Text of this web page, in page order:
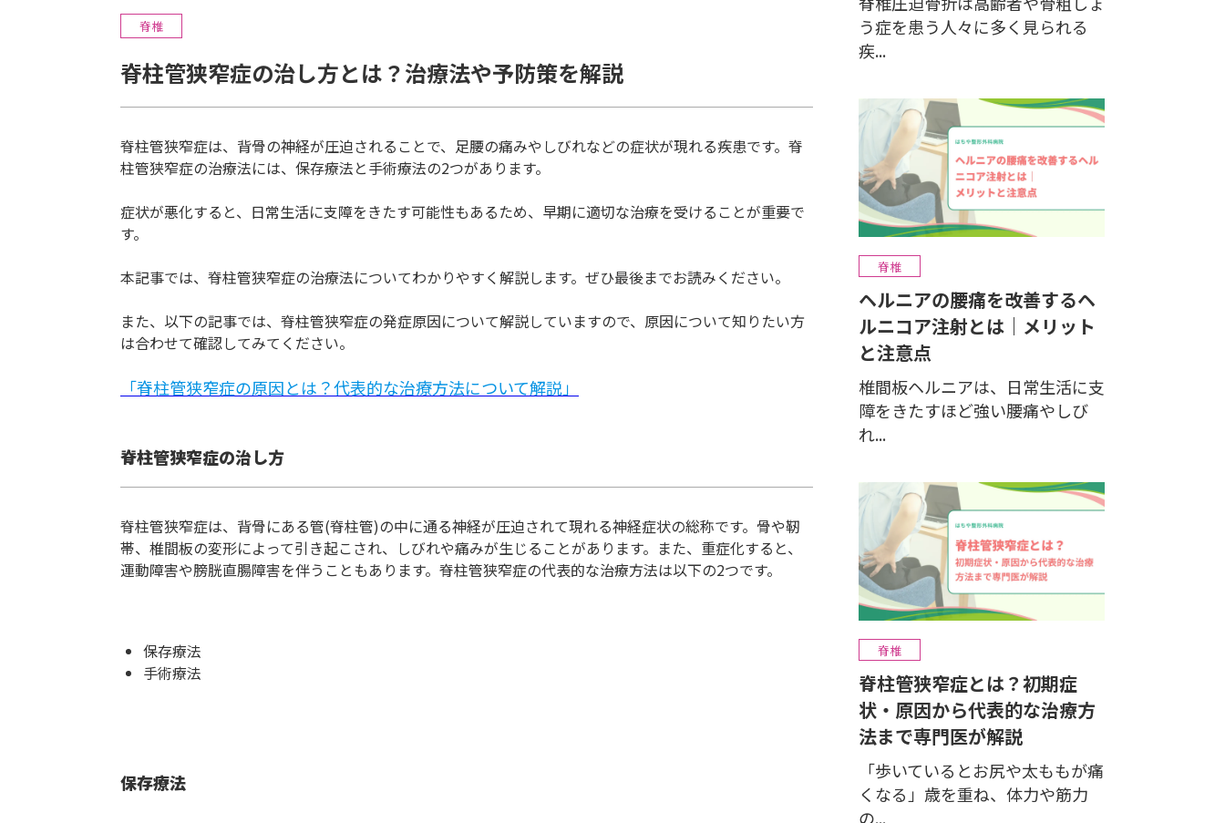
脊椎
脊柱管狭窄症の治し方とは？治療法や予防策を解説
脊柱管狭窄症は、背骨の神経が圧迫されることで、足腰の痛みやしびれなどの症状が現れる疾患です。脊
柱管狭窄症の治療法には、保存療法と手術療法の2つがあります。
症状が悪化すると、日常生活に支障をきたす可能性もあるため、早期に適切な治療を受けることが重要で
す。
本記事では、脊柱管狭窄症の治療法についてわかりやすく解説します。ぜひ最後までお読みください。
また、以下の記事では、脊柱管狭窄症の発症原因について解説していますので、原因について知りたい方
は合わせて確認してみてください。
「脊柱管狭窄症の原因とは？代表的な治療方法について解説」
脊柱管狭窄症の治し方
脊柱管狭窄症は、背骨にある管(脊柱管)の中に通る神経が圧迫されて現れる神経症状の総称です。骨や靭
帯、椎間板の変形によって引き起こされ、しびれや痛みが生じることがあります。また、重症化すると、
運動障害や膀胱直腸障害を伴うこともあります。脊柱管狭窄症の代表的な治療方法は以下の2つです。
保存療法
手術療法
保存療法
う症を患う人々に多く見られる
疾...
脊椎
ヘルニアの腰痛を改善するヘ
ルニコア注射とは｜メリット
と注意点
椎間板ヘルニアは、日常生活に支
障をきたすほど強い腰痛やしび
れ...
脊椎
脊柱管狭窄症とは？初期症
状・原因から代表的な治療方
法まで専門医が解説
「歩いているとお尻や太ももが痛
くなる」歳を重ね、体力や筋力
の...